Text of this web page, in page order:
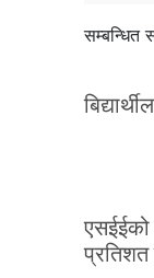
सम्बन्धित
प्रतिशत